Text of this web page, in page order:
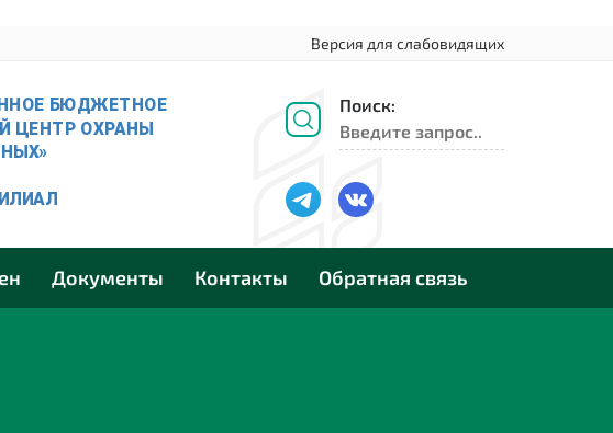
Версия для слабовидящих
Поиск:
Документы Контакты Обратная связь